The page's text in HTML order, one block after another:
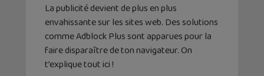
La publicité devient de plus en plus
envahissante sur les sites web. Des solutions
comme Adblock Plus sont apparues pour la
faire disparaître de ton navigateur. On
t’explique tout ici !